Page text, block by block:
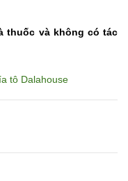
thuốc và không có tác
tô Dalahouse